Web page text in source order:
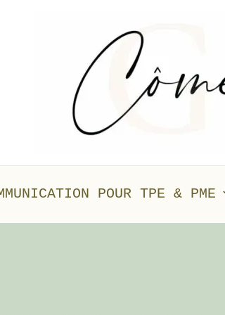
POUR TPE & PME